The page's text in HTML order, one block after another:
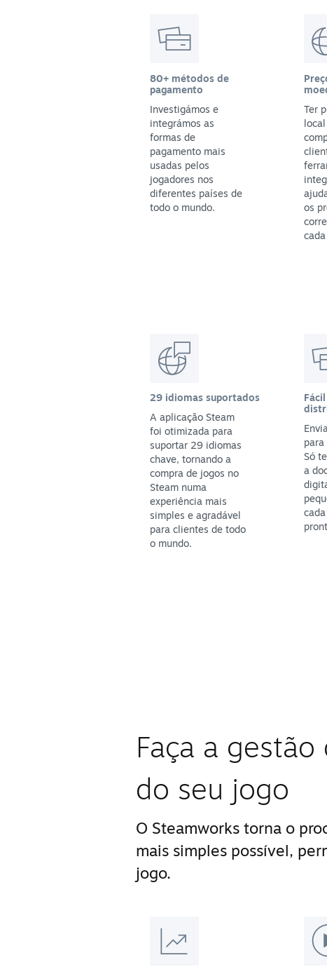
80+ métodos de
pagamento
Investigámos e
integrámos as
formas de
pagamento mais
usadas pelos
jogadores nos
diferentes países de
todo o mundo.
Ter
os
29 idiomas suportados
A aplicação Steam
foi otimizada para
suportar 29 idiomas
chave, tornando a
compra de jogos no
Steam numa
experiência mais
simples e agradável
para clientes de todo
o mundo.
para
Só
a
Faça a
do seu jogo
O Steamworks torna o
mais simples possível,
jogo.